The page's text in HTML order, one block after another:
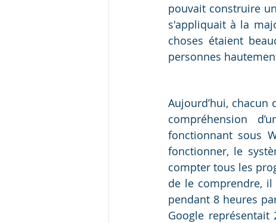
pouvait construire
s'appliquait à la
choses étaient
personnes
Aujourd’hui,
compréhension
fonctionnant sous
fonctionner, le
compter tous les
de le comprendre,
pendant 8 heures
Google